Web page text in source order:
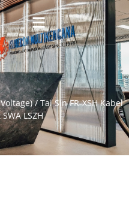
/ Tai Sin FR-XSH Kabel
LSZH